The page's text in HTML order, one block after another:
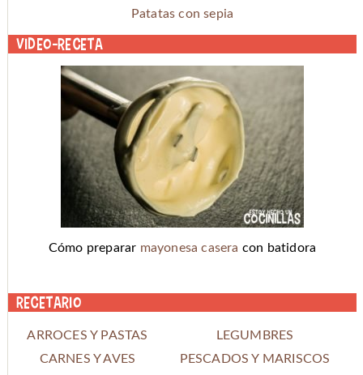
Patatas con sepia
Video-receta
Cómo preparar mayonesa casera con batidora
Recetario
ARROCES Y PASTAS
LEGUMBRES
CARNES Y AVES
PESCADOS Y MARISCOS